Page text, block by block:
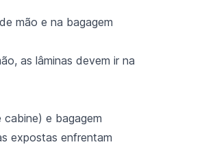
mão e na bagagem
as lâminas devem ir na
e bagagem
expostas enfrentam